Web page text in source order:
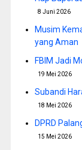
8 Juni 2026
Musim
yang Aman
FBIM Jadi
19 Mei 2026
Subandi
18 Mei 2026
DPRD
15 Mei 2026